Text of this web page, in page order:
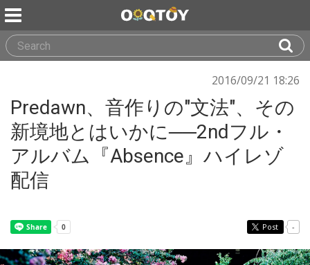
2016/09/21 18:26
Predawn、音作りの"文法"、その
新境地とはいかに──2ndフル・
アルバム『Absence』ハイレゾ
配信
Post -